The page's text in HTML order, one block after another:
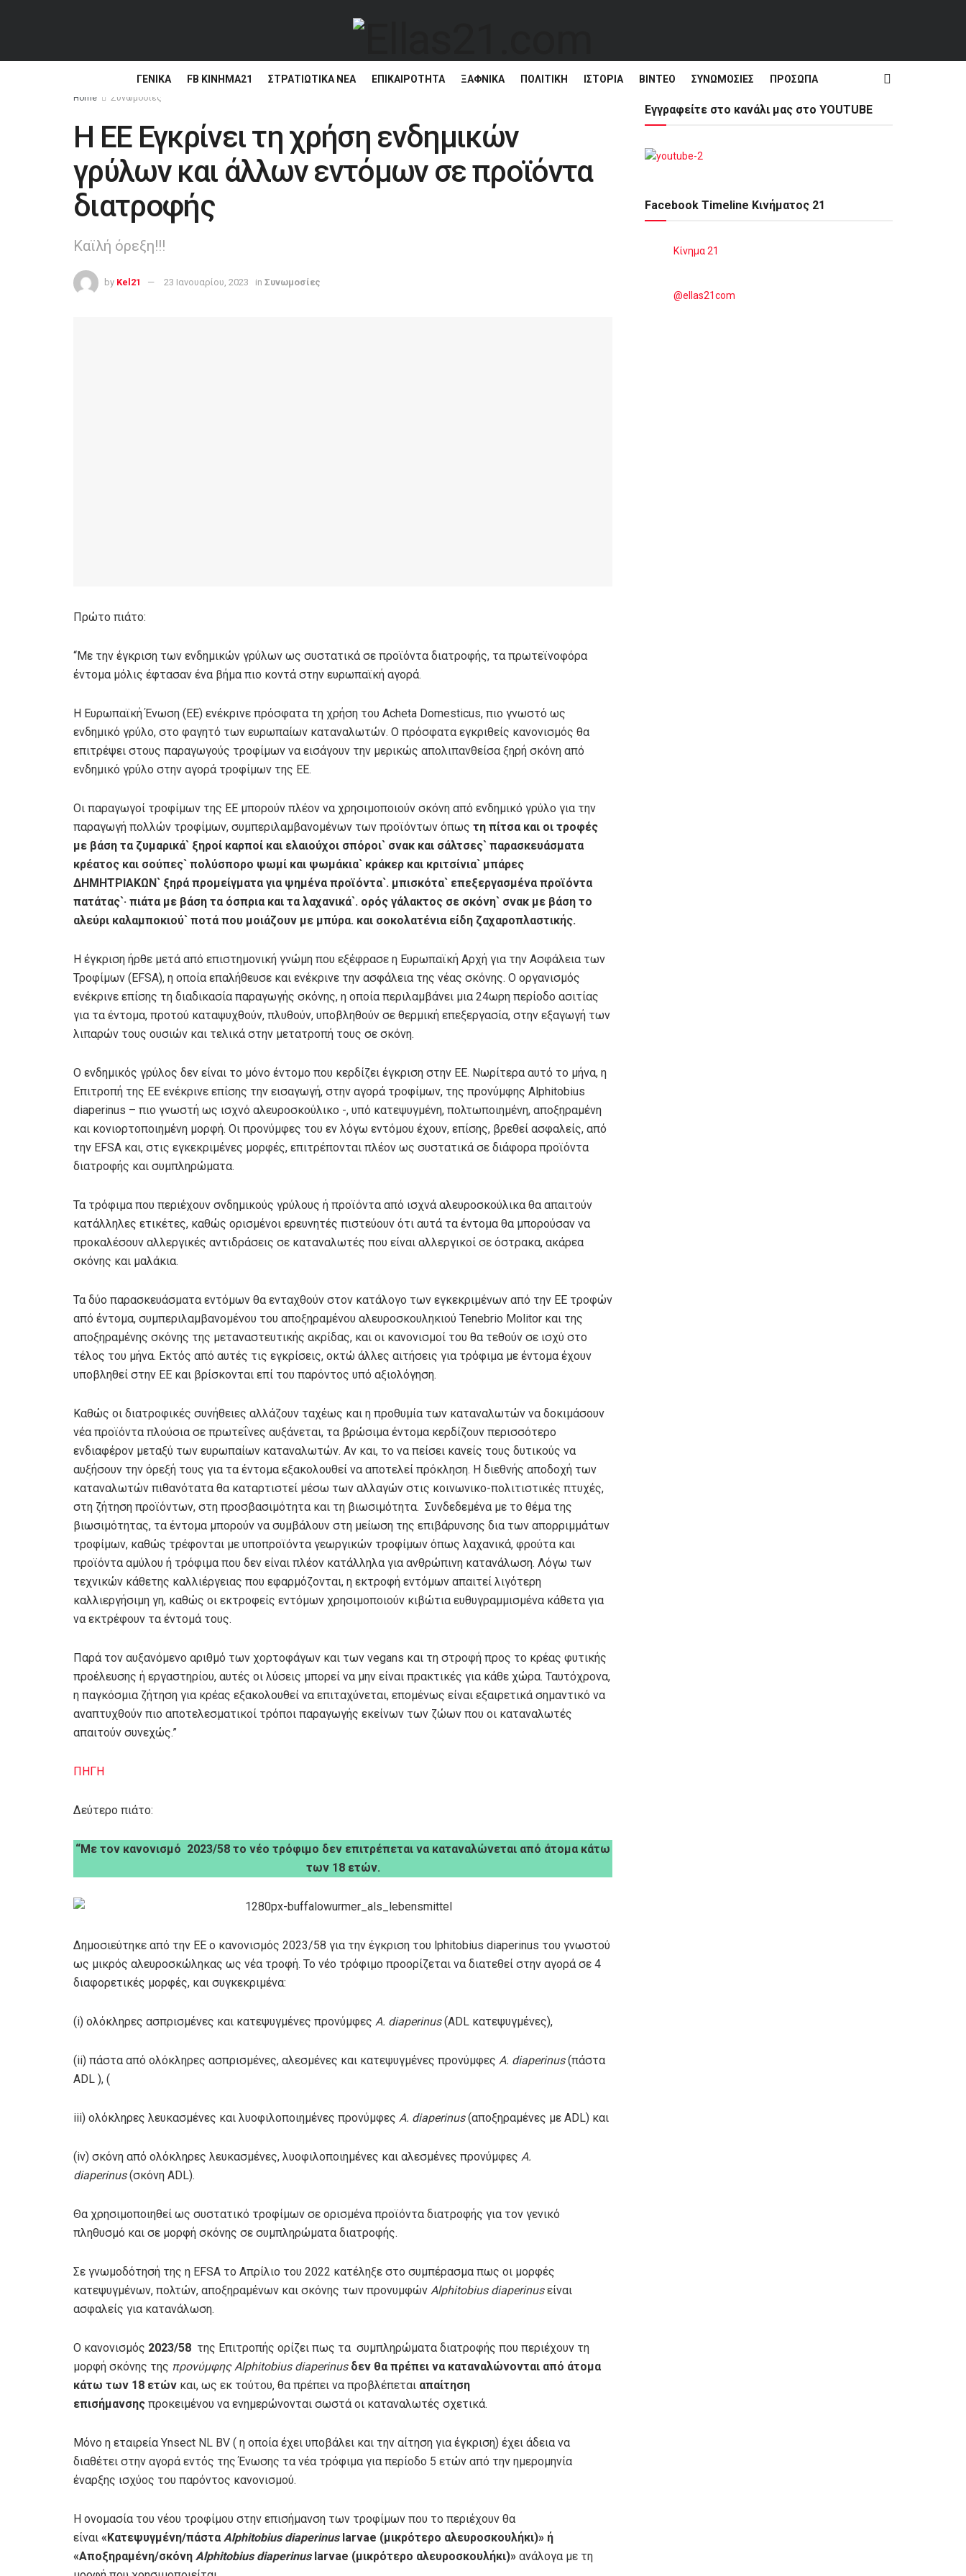
ΓΕΝΙΚΆ FB ΚΙΝΗΜΑ21 ΣΤΡΑΤΙΩΤΙΚΆ ΝΈΑ ΕΠΙΚΑΙΡΌΤΗΤΑ ΞΑΦΝΙΚΑ ΠΟΛΙΤΙΚΗ ΙΣΤΟΡΊΑ ΒΊΝΤΕΟ ΣΥΝΩΜΟΣΊΕΣ ΠΡΌΣΩΠΑ
Home Συνωμοσίες
Η ΕΕ Εγκρίνει τη χρήση ενδημικών
γρύλων και άλλων εντόμων σε προϊόντα
διατροφής
Καϊλή όρεξη!!!
by Kel21 23 Ιανουαρίου, 2023 in Συνωμοσίες
Πρώτο πιάτο:
“Mε την έγκριση των ενδημικών γρύλων ως συστατικά σε προϊόντα διατροφής, τα πρωτεϊνοφόρα
έντομα μόλις έφτασαν ένα βήμα πιο κοντά στην ευρωπαϊκή αγορά.
Η Ευρωπαϊκή Ένωση (ΕΕ) ενέκρινε πρόσφατα τη χρήση του Acheta Domesticus, πιο γνωστό ως
ενδημικό γρύλο, στο φαγητό των ευρωπαίων καταναλωτών. Ο πρόσφατα εγκριθείς κανονισμός θα
επιτρέψει στους παραγωγούς τροφίμων να εισάγουν την μερικώς απολιπανθείσα ξηρή σκόνη από
ενδημικό γρύλο στην αγορά τροφίμων της ΕΕ.
Οι παραγωγοί τροφίμων της ΕΕ μπορούν πλέον να χρησιμοποιούν σκόνη από ενδημικό γρύλο για την
παραγωγή πολλών τροφίμων, συμπεριλαμβανομένων των προϊόντων όπως τη πίτσα και οι τροφές
με βάση τα ζυμαρικά` ξηροί καρποί και ελαιούχοι σπόροι` σνακ και σάλτσες` παρασκευάσματα
κρέατος και σούπες` πολύσπορο ψωμί και ψωμάκια` κράκερ και κριτσίνια` μπάρες
ΔΗΜΗΤΡΙΑΚΩΝ` ξηρά προμείγματα για ψημένα προϊόντα`. μπισκότα` επεξεργασμένα προϊόντα
πατάτας`· πιάτα με βάση τα όσπρια και τα λαχανικά`. ορός γάλακτος σε σκόνη` σνακ με βάση το
αλεύρι καλαμποκιού` ποτά που μοιάζουν με μπύρα. και σοκολατένια είδη ζαχαροπλαστικής.
Η έγκριση ήρθε μετά από επιστημονική γνώμη που εξέφρασε η Ευρωπαϊκή Αρχή για την Ασφάλεια των
Τροφίμων (EFSA), η οποία επαλήθευσε και ενέκρινε την ασφάλεια της νέας σκόνης. Ο οργανισμός
ενέκρινε επίσης τη διαδικασία παραγωγής σκόνης, η οποία περιλαμβάνει μια 24ωρη περίοδο ασιτίας
για τα έντομα, προτού καταψυχθούν, πλυθούν, υποβληθούν σε θερμική επεξεργασία, στην εξαγωγή των
λιπαρών τους ουσιών και τελικά στην μετατροπή τους σε σκόνη.
Ο ενδημικός γρύλος δεν είναι το μόνο έντομο που κερδίζει έγκριση στην ΕΕ. Νωρίτερα αυτό το μήνα, η
Επιτροπή της ΕΕ ενέκρινε επίσης την εισαγωγή, στην αγορά τροφίμων, της προνύμφης Alphitobius
diaperinus – πιο γνωστή ως ισχνό αλευροσκούλικο -, υπό κατεψυγμένη, πολτωποιημένη, αποξηραμένη
και κονιορτοποιημένη μορφή. Οι προνύμφες του εν λόγω εντόμου έχουν, επίσης, βρεθεί ασφαλείς, από
την EFSA και, στις εγκεκριμένες μορφές, επιτρέπονται πλέον ως συστατικά σε διάφορα προϊόντα
διατροφής και συμπληρώματα.
Τα τρόφιμα που περιέχουν σνδημικούς γρύλους ή προϊόντα από ισχνά αλευροσκούλικα θα απαιτούν
κατάλληλες ετικέτες, καθώς ορισμένοι ερευνητές πιστεύουν ότι αυτά τα έντομα θα μπορούσαν να
προκαλέσουν αλλεργικές αντιδράσεις σε καταναλωτές που είναι αλλεργικοί σε όστρακα, ακάρεα
σκόνης και μαλάκια.
Τα δύο παρασκευάσματα εντόμων θα ενταχθούν στον κατάλογο των εγκεκριμένων από την ΕΕ τροφών
από έντομα, συμπεριλαμβανομένου του αποξηραμένου αλευροσκουληκιού Tenebrio Molitor και της
αποξηραμένης σκόνης της μεταναστευτικής ακρίδας, και οι κανονισμοί του θα τεθούν σε ισχύ στο
τέλος του μήνα. Εκτός από αυτές τις εγκρίσεις, οκτώ άλλες αιτήσεις για τρόφιμα με έντομα έχουν
υποβληθεί στην ΕΕ και βρίσκονται επί του παρόντος υπό αξιολόγηση.
Καθώς οι διατροφικές συνήθειες αλλάζουν ταχέως και η προθυμία των καταναλωτών να δοκιμάσουν
νέα προϊόντα πλούσια σε πρωτεΐνες αυξάνεται, τα βρώσιμα έντομα κερδίζουν περισσότερο
ενδιαφέρον μεταξύ των ευρωπαίων καταναλωτών. Αν και, το να πείσει κανείς τους δυτικούς να
αυξήσουν την όρεξή τους για τα έντομα εξακολουθεί να αποτελεί πρόκληση. Η διεθνής αποδοχή των
καταναλωτών πιθανότατα θα καταρτιστεί μέσω των αλλαγών στις κοινωνικο-πολιτιστικές πτυχές,
στη ζήτηση προϊόντων, στη προσβασιμότητα και τη βιωσιμότητα. Συνδεδεμένα με το θέμα της
βιωσιμότητας, τα έντομα μπορούν να συμβάλουν στη μείωση της επιβάρυνσης δια των απορριμμάτων
τροφίμων, καθώς τρέφονται με υποπροϊόντα γεωργικών τροφίμων όπως λαχανικά, φρούτα και
προϊόντα αμύλου ή τρόφιμα που δεν είναι πλέον κατάλληλα για ανθρώπινη κατανάλωση. Λόγω των
τεχνικών κάθετης καλλιέργειας που εφαρμόζονται, η εκτροφή εντόμων απαιτεί λιγότερη
καλλιεργήσιμη γη, καθώς οι εκτροφείς εντόμων χρησιμοποιούν κιβώτια ευθυγραμμισμένα κάθετα για
να εκτρέφουν τα έντομά τους.
Παρά τον αυξανόμενο αριθμό των χορτοφάγων και των vegans και τη στροφή προς το κρέας φυτικής
προέλευσης ή εργαστηρίου, αυτές οι λύσεις μπορεί να μην είναι πρακτικές για κάθε χώρα. Ταυτόχρονα,
η παγκόσμια ζήτηση για κρέας εξακολουθεί να επιταχύνεται, επομένως είναι εξαιρετικά σημαντικό να
αναπτυχθούν πιο αποτελεσματικοί τρόποι παραγωγής εκείνων των ζώων που οι καταναλωτές
απαιτούν συνεχώς.”
ΠΗΓΗ
Δεύτερο πιάτο:
“Με τον κανονισμό 2023/58 το νέο τρόφιμο δεν επιτρέπεται να καταναλώνεται από άτομα κάτω
των 18 ετών.
Δημοσιεύτηκε από την ΕΕ ο κανονισμός 2023/58 για την έγκριση του lphitobius diaperinus του γνωστού
ως μικρός αλευροσκώληκας ως νέα τροφή. Το νέο τρόφιμο προορίζεται να διατεθεί στην αγορά σε 4
διαφορετικές μορφές, και συγκεκριμένα:
(i) ολόκληρες ασπρισμένες και κατεψυγμένες προνύμφες A. diaperinus(ADL κατεψυγμένες),
(ii) πάστα από ολόκληρες ασπρισμένες, αλεσμένες και κατεψυγμένες προνύμφες A. diaperinus(πάστα
ADL ), (
iii) ολόκληρες λευκασμένες και λυοφιλοποιημένες προνύμφες A. diaperinus(αποξηραμένες με ADL) και
(iv) σκόνη από ολόκληρες λευκασμένες, λυοφιλοποιημένες και αλεσμένες προνύμφες A.
diaperinus(σκόνη ADL).
Θα χρησιμοποιηθεί ως συστατικό τροφίμων σε ορισμένα προϊόντα διατροφής για τον γενικό
πληθυσμό και σε μορφή σκόνης σε συμπληρώματα διατροφής.
Σε γνωμοδότησή της η EFSA το Απρίλιο του 2022 κατέληξε στο συμπέρασμα πως οι μορφές
κατεψυγμένων, πολτών, αποξηραμένων και σκόνης των προνυμφών Alphitobius diaperinusείναι
ασφαλείς για κατανάλωση.
Ο κανονισμός 2023/58 της Επιτροπής ορίζει πως τα συμπληρώματα διατροφής που περιέχουν τη
μορφή σκόνης της προνύμφης Alphitobius diaperinus δεν θα πρέπει να καταναλώνονται από άτομα
κάτω των 18 ετών και, ως εκ τούτου, θα πρέπει να προβλέπεται απαίτηση
επισήμανσης προκειμένου να ενημερώνονται σωστά οι καταναλωτές σχετικά.
Μόνο η εταιρεία Ynsect NL BV ( η οποία έχει υποβάλει και την αίτηση για έγκριση) έχει άδεια να
διαθέτει στην αγορά εντός της Ένωσης τα νέα τρόφιμα για περίοδο 5 ετών από την ημερομηνία
έναρξης ισχύος του παρόντος κανονισμού.
Η ονομασία του νέου τροφίμου στην επισήμανση των τροφίμων που το περιέχουν θα
είναι «Κατεψυγμένη/πάστα Alphitobius diaperinuslarvae (μικρότερο αλευροσκουλήκι)» ή
«Αποξηραμένη/σκόνη Alphitobius diaperinuslarvae (μικρότερο αλευροσκουλήκι)» ανάλογα με τη
Εγγραφείτε στο κανάλι μας στο YOUTUBE
Facebook Timeline Κινήματος 21
Κίνημα 21
@ellas21com